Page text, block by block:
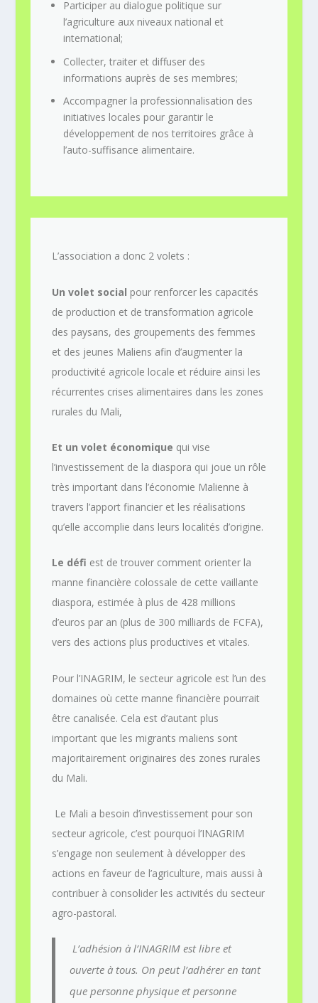
Participer au dialogue politique sur
l’agriculture aux niveaux national et
international;
Collecter, traiter et diffuser des
informations auprès de ses membres;
Accompagner la professionnalisation des
initiatives locales pour garantir le
développement de nos territoires grâce à
l’auto-suffisance alimentaire.
L’association a donc 2 volets :
Un volet social pour renforcer les capacités
de production et de transformation agricole
des paysans, des groupements des femmes
et des jeunes Maliens afin d’augmenter la
productivité agricole locale et réduire ainsi les
récurrentes crises alimentaires dans les zones
rurales du Mali,
Et un volet économique qui vise
l’investissement de la diaspora qui joue un rôle
très important dans l’économie Malienne à
travers l’apport financier et les réalisations
qu’elle accomplie dans leurs localités d’origine.
Le défi est de trouver comment orienter la
manne financière colossale de cette vaillante
diaspora, estimée à plus de 428 millions
d’euros par an (plus de 300 milliards de FCFA),
vers des actions plus productives et vitales.
Pour l’INAGRIM, le secteur agricole est l’un des
domaines où cette manne financière pourrait
être canalisée. Cela est d’autant plus
important que les migrants maliens sont
majoritairement originaires des zones rurales
du Mali.
Le Mali a besoin d’investissement pour son
secteur agricole, c’est pourquoi l’INAGRIM
s’engage non seulement à développer des
actions en faveur de l’agriculture, mais aussi à
contribuer à consolider les activités du secteur
agro-pastoral.
L’adhésion à l’INAGRIM est libre et
ouverte à tous. On peut l’adhérer en tant
que personne physique et personne